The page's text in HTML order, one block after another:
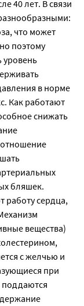
40 лет. В связи
что может
поэтому
уровень
в норме
Как работают
снижать
бляшек.
работу сердца,
вещества)
с желчью и
при